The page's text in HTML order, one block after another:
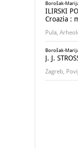
Borošak-
ILIRSKI
Croazia :
Pula,
Borošak-
J. J.
Zagreb,